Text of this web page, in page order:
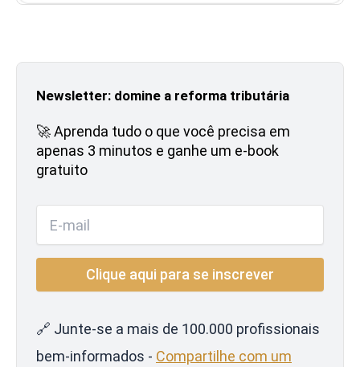
Newsletter: domine a reforma tributária
🚀 Aprenda tudo o que você precisa em
apenas 3 minutos e ganhe um e-book
gratuito
🔗 Junte-se a mais de 100.000 profissionais
bem-informados - Compartilhe com um